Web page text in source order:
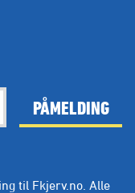
PÅMELDING
til Fkjerv.no. Alle